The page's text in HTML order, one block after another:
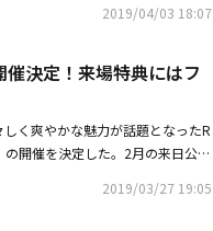
のデビューメンバーに選ばれま
、YGのサバイバル番組「MIX＆M
リリースした全ての曲がヒット
流行。老若男女に愛され、大き
、各地でコンサート、ファンミー
ァンを楽しませています。◆DI
ース101」に参加。チェヨンはI.
たというユンソン。また、母の職
をたくさんもらいます。特に両
とは知らなかったです。両親の姿
った反応について伝えた。番組を
ておきながら、トロット歌手とし
最善を尽くし、再びグループとし
き、チケットをご購入頂きます様
みいただいたお客様の中からラ
された場合はお座席が離れないよ
にてご確認いただけます。【ラ
会】＊個別撮影会 1,000円（税
円（税込）＊私物サイン会（個
【特典会に関して】■個別撮影
すが、入隊が決まったからには、
さん、愛しています」とROME
ROMEOは、14日から日本でコ
・ROMEO、4月より日本公演「N
も
2019/04/03 18:07
催決定！来場特典にはフ
く爽やかな魅力が話題となったR
の開催を決定した。2月の来日公演
1部 開場 12:30 / 開演 13:002部 開
2019/03/27 19:05